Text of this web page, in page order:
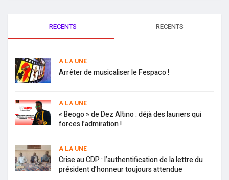
RECENTS RECENTS
A LA UNE
Arrêter de musicaliser le Fespaco !
A LA UNE
« Beogo » de Dez Altino : déjà des lauriers qui
forces l’admiration !
A LA UNE
Crise au CDP : l’authentification de la lettre du
président d’honneur toujours attendue